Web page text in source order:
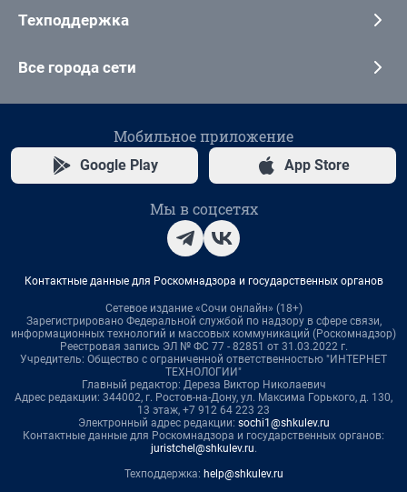
Техподдержка
Все города сети
Мобильное приложение
Google Play App Store
Мы в соцсетях
Контактные данные для Роскомнадзора и государственных органов
Сетевое издание «Сочи онлайн» (18+)
Зарегистрировано Федеральной службой по надзору в сфере связи,
информационных технологий и массовых коммуникаций (Роскомнадзор)
Реестровая запись ЭЛ № ФС 77 - 82851 от 31.03.2022 г.
Учредитель: Общество с ограниченной ответственностью "ИНТЕРНЕТ
ТЕХНОЛОГИИ"
Главный редактор: Дереза Виктор Николаевич
Адрес редакции: 344002, г. Ростов-на-Дону, ул. Максима Горького, д. 130,
13 этаж, +7 912 64 223 23
Электронный адрес редакции: sochi1@shkulev.ru
Контактные данные для Роскомнадзора и государственных органов:
juristchel@shkulev.ru.
Техподдержка: help@shkulev.ru